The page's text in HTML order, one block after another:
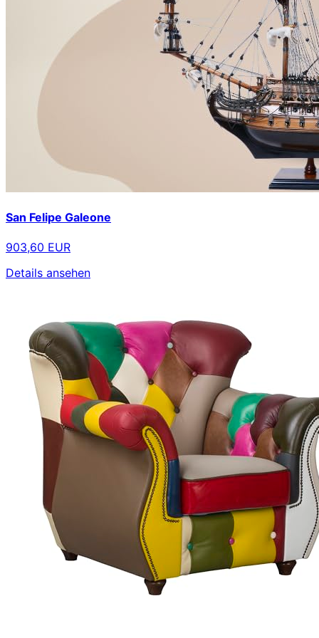
San Felipe Galeone
903,60 EUR
Details ansehen